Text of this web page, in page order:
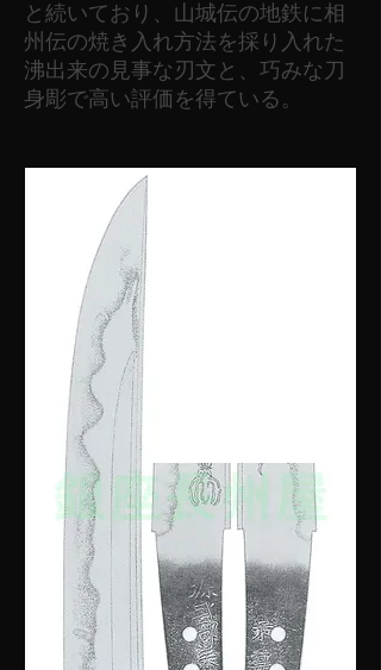
と続いており、山城伝の地鉄に相
州伝の焼き入れ方法を採り入れた
沸出来の見事な刃文と、巧みな刀
身彫で高い評価を得ている。